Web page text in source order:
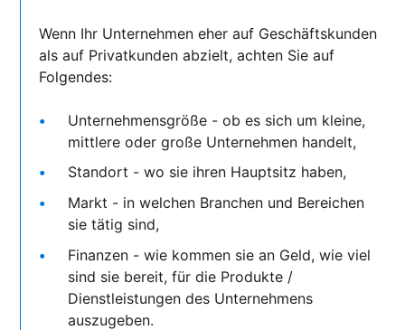
Wenn Ihr Unternehmen eher auf Geschäftskunden
als auf Privatkunden abzielt, achten Sie auf
Folgendes:
Unternehmensgröße - ob es sich um kleine,
mittlere oder große Unternehmen handelt,
Standort - wo sie ihren Hauptsitz haben,
Markt - in welchen Branchen und Bereichen
sie tätig sind,
Finanzen - wie kommen sie an Geld, wie viel
sind sie bereit, für die Produkte /
Dienstleistungen des Unternehmens
auszugeben.